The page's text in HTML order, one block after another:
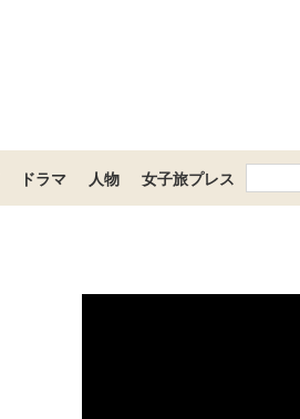
ドラマ 人物 女子旅プレス